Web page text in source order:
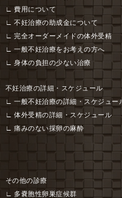
費用について
不妊治療の助成金について
完全オーダーメイドの体外受精
一般不妊治療をお考えの方へ
身体の負担の少ない治療
不妊治療の詳細・スケジュール
一般不妊治療の詳細・スケジュー
体外受精の詳細・スケジュール
痛みのない採卵の麻酔
その他の診療
多嚢胞性卵巣症候群